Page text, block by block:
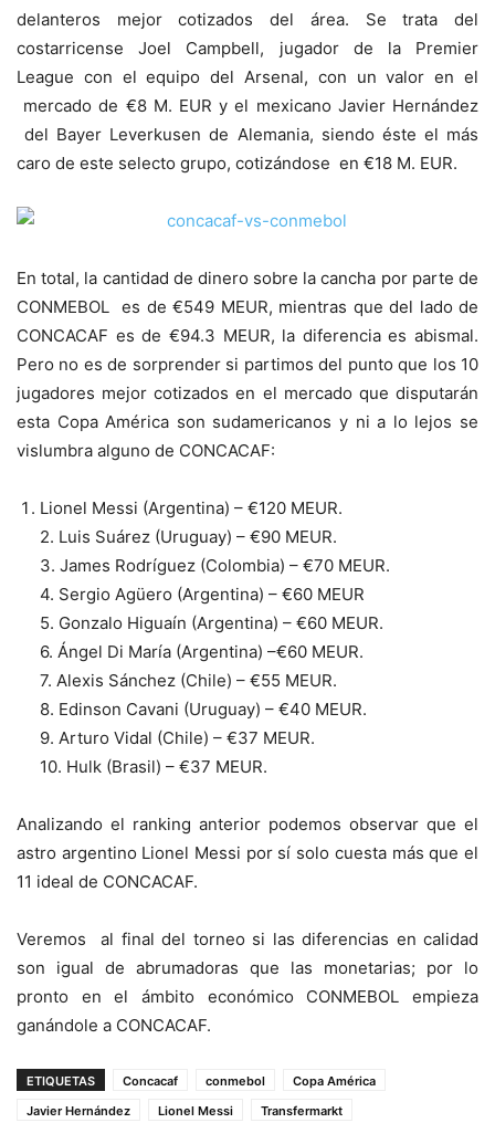
delanteros mejor cotizados del área. Se trata del
costarricense Joel Campbell, jugador de la
Premier
League con el equipo del Arsenal, con un valor en el
mercado de €8 M. EUR y el mexicano Javier Hernández
del Bayer Leverkusen de Alemania, siendo éste el más
caro de este selecto grupo, cotizándose en €18 M. EUR.
En total, la cantidad de dinero sobre la cancha por parte de
CONMEBOL es de €549 MEUR, mientras que del lado de
CONCACAF es de €94.3 MEUR, la diferencia es abismal.
Pero no es de sorprender si partimos del punto que los 10
jugadores mejor cotizados en el mercado que disputarán
esta Copa América son sudamericanos y ni a lo lejos se
vislumbra alguno de CONCACAF:
Lionel Messi (Argentina) – €120 MEUR.
2. Luis Suárez (Uruguay) – €90 MEUR.
3. James Rodríguez (Colombia) – €70 MEUR.
4. Sergio Agüero (Argentina) – €60 MEUR
5. Gonzalo Higuaín (Argentina) – €60 MEUR.
6. Ángel Di María (Argentina) –€60 MEUR.
7. Alexis Sánchez (Chile) – €55 MEUR.
8. Edinson Cavani (Uruguay) – €40 MEUR.
9. Arturo Vidal (Chile) – €37 MEUR.
10. Hulk (Brasil) – €37 MEUR.
Analizando el ranking anterior podemos observar que el
astro argentino Lionel Messi por sí solo cuesta más que el
11 ideal de CONCACAF.
Veremos al final del torneo si las diferencias en calidad
son igual de abrumadoras que las monetarias; por lo
pronto en el ámbito económico CONMEBOL empieza
ganándole a CONCACAF.
ETIQUETAS Concacaf conmebol
Copa América
Javier Hernández
Lionel Messi Transfermarkt